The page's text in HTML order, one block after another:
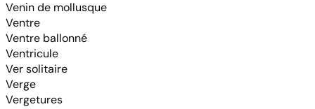
Venin de mollusque
Ventre
Ventre ballonné
Ventricule
Ver solitaire
Verge
Vergetures